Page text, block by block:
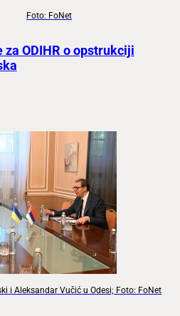
Foto: FoNet
ODIHR o opstrukciji
i Aleksandar Vučić u Odesi; Foto: FoNet